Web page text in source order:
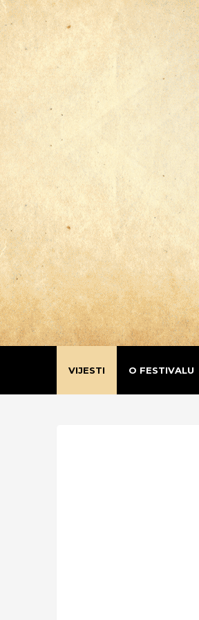
VIJESTI O FESTIVALU